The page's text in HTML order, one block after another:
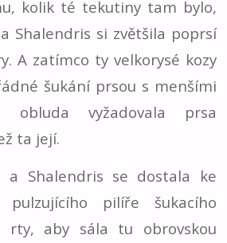
kolik té tekutiny tam bylo,
Shalendris si zvětšila poprsí
A zatímco ty velkorysé kozy
šukání prsou s menšími
obluda vyžadovala prsa
ta její.
a Shalendris se dostala ke
pulzujícího pilíře šukacího
rty, aby sála tu obrovskou